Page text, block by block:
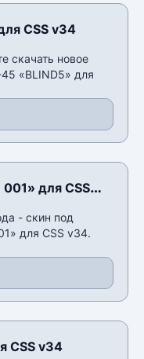
CSS v34
скачать новое
«BLIND5» для
для CSS
- скин под
для CSS v34.
CSS v34